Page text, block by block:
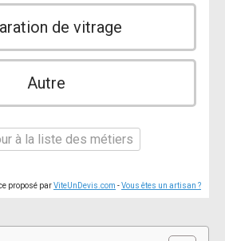
de vitrage
Autre
à la liste des métiers
proposé parViteUnDevis.com -Vous êtes un artisan ?